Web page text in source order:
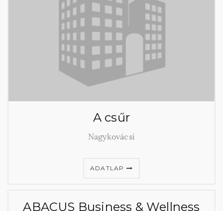
A csűr
Nagykovácsi
ADATLAP
ABACUS Business & Wellness